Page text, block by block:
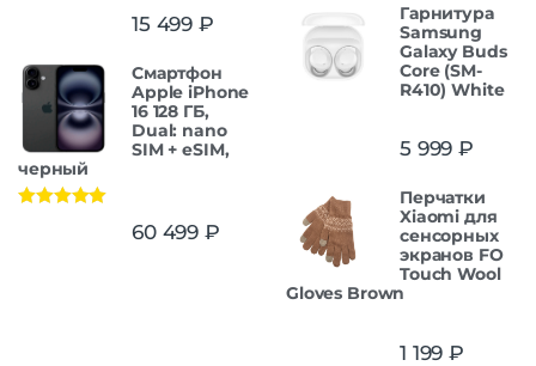
15 499 ₽
Смартфон
Apple iPhone
16 128 ГБ,
Dual: nano
SIM + eSIM,
черный
60 499 ₽
Гарнитура
Samsung
Galaxy Buds
Core (SM-
R410) White
5 999 ₽
Перчатки
Xiaomi для
сенсорных
экранов FO
Touch Wool
Gloves Brown
1 199 ₽